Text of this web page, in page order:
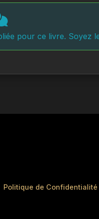
pour ce livre. Soyez
Politique de Confidentialité